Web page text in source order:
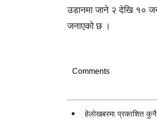
उडानमा जाने २ देखि १०
जनाएको छ ।
Comments
हेलोखबरमा प्रकाशित कुनै